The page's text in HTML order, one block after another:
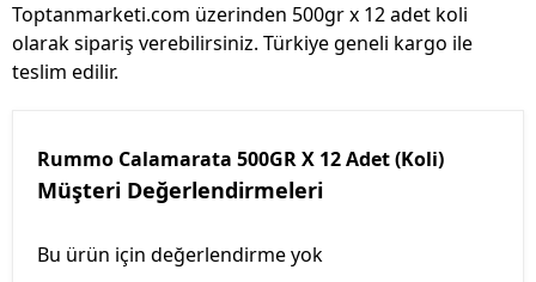
Toptanmarketi.com üzerinden 500gr x 12 adet koli
olarak sipariş verebilirsiniz. Türkiye geneli kargo ile
teslim edilir.
Rummo Calamarata 500GR X 12 Adet (Koli)
Müşteri Değerlendirmeleri
Bu ürün için değerlendirme yok